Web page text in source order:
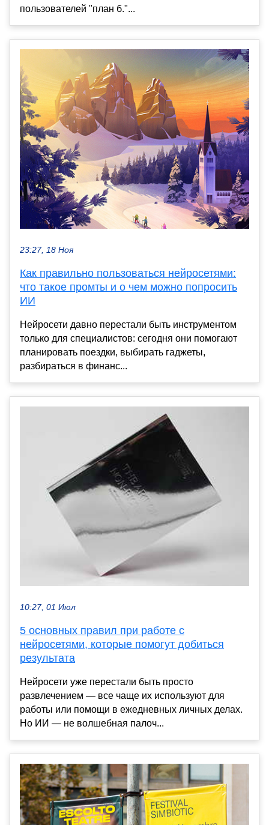
пользователей "план б."...
23:27, 18 Ноя
Как правильно пользоваться нейросетями:
что такое промты и о чем можно попросить
ИИ
Нейросети давно перестали быть инструментом
только для специалистов: сегодня они помогают
планировать поездки, выбирать гаджеты,
разбираться в финанс...
10:27, 01 Июл
5 основных правил при работе с
нейросетями, которые помогут добиться
результата
Нейросети уже перестали быть просто
развлечением — все чаще их используют для
работы или помощи в ежедневных личных делах.
Но ИИ — не волшебная палоч...